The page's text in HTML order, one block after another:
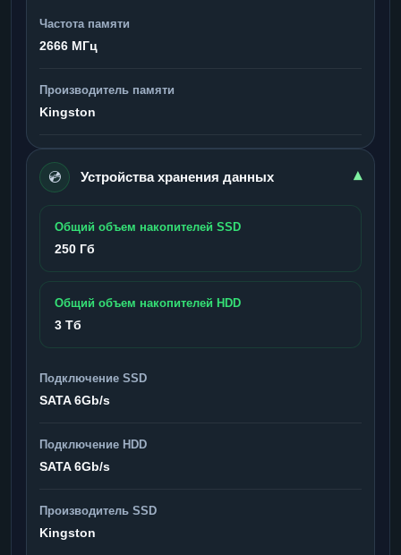
Частота памяти
2666 МГц
Производитель памяти
Kingston
💿 Устройства хранения данных ▾
Общий объем накопителей SSD
250 Гб
Общий объем накопителей HDD
3 Тб
Подключение SSD
SATA 6Gb/s
Подключение HDD
SATA 6Gb/s
Производитель SSD
Kingston